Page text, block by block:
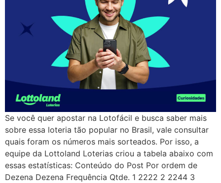
Se você quer apostar na Lotofácil e busca saber mais
sobre essa loteria tão popular no Brasil, vale consultar
quais foram os números mais sorteados. Por isso, a
equipe da Lottoland Loterias criou a tabela abaixo com
essas estatísticas: Conteúdo do Post Por ordem de
Dezena Dezena Frequência Qtde. 1 2222 2 2244 3